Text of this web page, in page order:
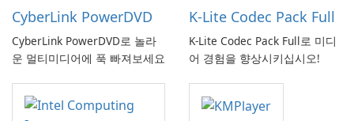
CyberLink PowerDVD
CyberLink PowerDVD로 놀라
운 멀티미디어에 푹 빠져보세요
K-Lite Codec Pack Full
K-Lite Codec Pack Full로 미디
어 경험을 향상시키십시오!